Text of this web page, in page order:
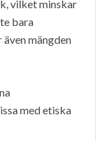
vilket minskar
bara
mängden
med etiska